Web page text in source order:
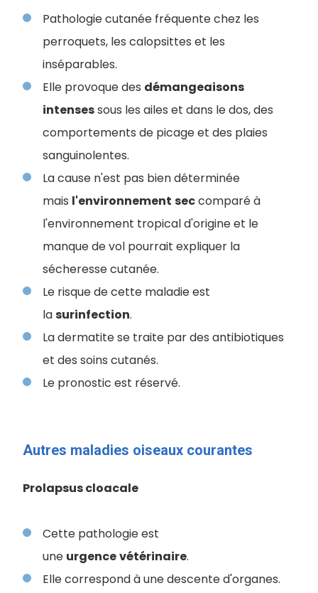
Pathologie cutanée fréquente chez les
perroquets, les calopsittes et les
inséparables.
Elle provoque des démangeaisons
intensessous les ailes et dans le dos, des
comportements de picage et des plaies
sanguinolentes.
La cause n'est pas bien déterminée
mais l'environnement seccomparé à
l'environnement tropical d'origine et le
manque de vol pourrait expliquer la
sécheresse cutanée.
Le risque de cette maladie est
lasurinfection.
La dermatite se traite par des antibiotiques
et des soins cutanés.
Le pronostic est réservé.
Autres maladies oiseaux courantes
Prolapsus cloacale
Cette pathologie est
une urgencevétérinaire.
Elle correspond à une descente d'organes.